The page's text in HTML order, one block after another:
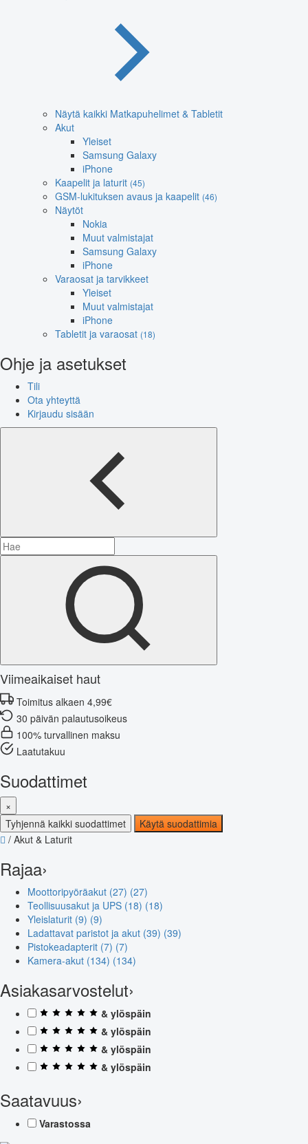
Näytä kaikki Matkapuhelimet & Tabletit
Akut
Yleiset
Samsung Galaxy
iPhone
Kaapelit ja laturit (45)
GSM-lukituksen avaus ja kaapelit (46)
Näytöt
Nokia
Muut valmistajat
Samsung Galaxy
iPhone
Varaosat ja tarvikkeet
Yleiset
Muut valmistajat
iPhone
Tabletit ja varaosat (18)
Ohje ja asetukset
Tili
Ota yhteyttä
Kirjaudu sisään
Viimeaikaiset haut
Toimitus alkaen 4,99€
30 päivän palautusoikeus
100% turvallinen maksu
Laatutakuu
Suodattimet
×
Tyhjennä kaikki suodattimet
Käytä suodattimia
/ Akut & Laturit
Rajaa›
Moottoripyöräakut (27) (27)
Teollisuusakut ja UPS (18) (18)
Yleislaturit (9) (9)
Ladattavat paristot ja akut (39) (39)
Pistokeadapterit (7) (7)
Kamera-akut (134) (134)
Asiakasarvostelut›
& ylöspäin
& ylöspäin
& ylöspäin
& ylöspäin
Saatavuus›
Varastossa